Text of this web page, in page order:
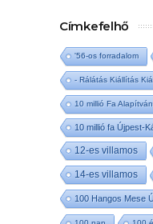
Címkefelhő
'56-os forradalom
- Rálátás Kiállítás
10 millió Fa
10 millió fa Újpest-
12-es villamos
14-es villamos
100 Hangos Mese